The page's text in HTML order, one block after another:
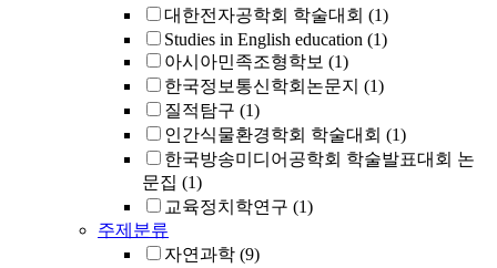
대한전자공학회 학술대회 (1)
Studies in English education (1)
아시아민족조형학보 (1)
한국정보통신학회논문지 (1)
질적탐구 (1)
인간식물환경학회 학술대회 (1)
한국방송미디어공학회 학술발표대회 논
문집 (1)
교육정치학연구 (1)
주제분류
자연과학 (9)